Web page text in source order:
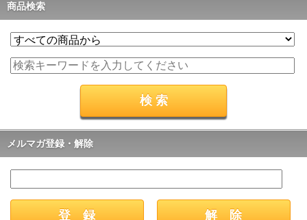
商品検索
メルマガ登録・解除